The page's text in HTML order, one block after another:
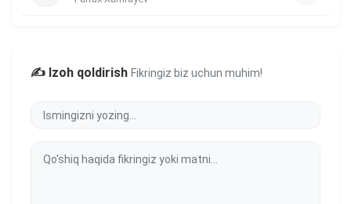
✍️ Izoh qoldirish Fikringiz biz uchun muhim!